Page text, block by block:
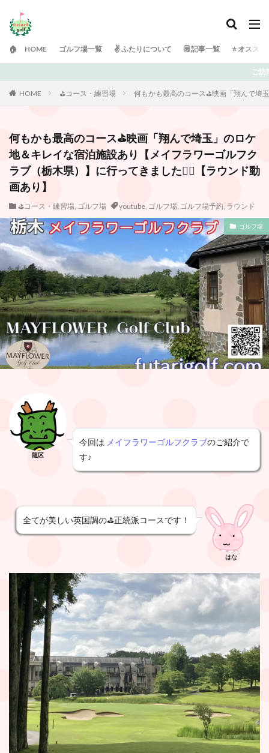
🏠 HOME ゴルフ場一覧 ✌️ ふたりについて 🗒 記事一覧 ⭐️ オスス
ご訪問ありがとうございます！ 日々ゴルフで頭がいっぱい
HOME ⛳️コース・練習場 何もかも最高のコース⛳️映画「翔んで埼
何もかも最高のコース⛳️映画「翔んで埼玉」のロケ
地＆キレイな宿泊施設あり【メイフラワーゴルフク
ラブ（栃木県）】に行ってきました🏌️‍♂️【ラウンド動
画あり】
⛳️コース・練習場, ゴルフ場 youtube, ゴルフ場, ゴルフ場予約, ラウンド
ゴルフ場
龍区
今回は メイフラワーゴルフクラブのご紹介で
す♪
全てが美しい英国調の⛳️正統派コースです！
はな